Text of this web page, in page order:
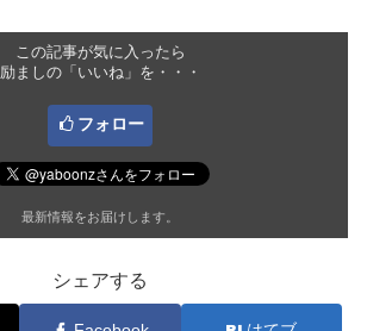
この記事が気に入ったら
励ましの「いいね」を・・・
フォロー
最新情報をお届けします。
シェアする